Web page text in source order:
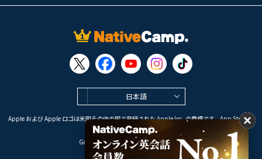
日本語
Apple および Apple ロゴは米国その他の国で登録された Apple Inc. の商標です。App Store は
Apple Inc. のサービスマークです。
Google Play は Google LLC の商標です。